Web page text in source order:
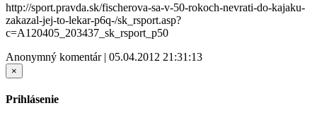
http://sport.pravda.sk/fischerova-sa-v-50-rokoch-nevrati-do-kajaku-
zakazal-jej-to-lekar-p6q-/sk_rsport.asp?
c=A120405_203437_sk_rsport_p50
Anonymný komentár | 05.04.2012 21:31:13
×
Prihlásenie